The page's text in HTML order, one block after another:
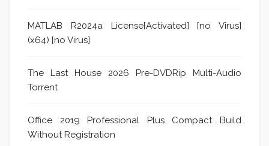
MATLAB R2024a License[Activated] [no Virus]
(x64) [no Virus]
The Last House 2026 Pre-DVDRip Multi-Audio
Torrent
Office 2019 Professional Plus Compact Build
Without Registration